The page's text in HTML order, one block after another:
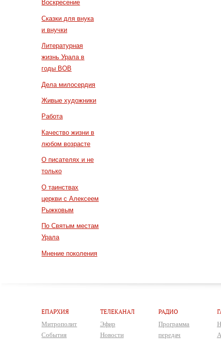
Воскресение
Сказки для внука
и внучки
Литературная
жизнь Урала в
годы ВОВ
Дела милосердия
Живые художники
Работа
Качество жизни в
любом возрасте
О писателях и не
только
О таинствах
церкви с Алексеем
Рыжковым
По Святым местам
Урала
Мнение поколения
ЕПАРХИЯ
Митрополит
События
ТЕЛЕКАНАЛ
Эфир
Новости
РАДИО
Программа
передач